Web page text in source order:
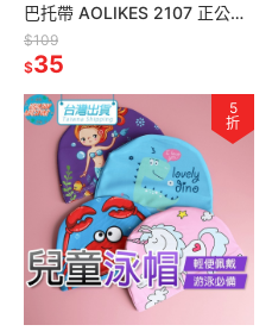
巴托帶 AOLIKES 2107 正公司
$109
$35
5
折